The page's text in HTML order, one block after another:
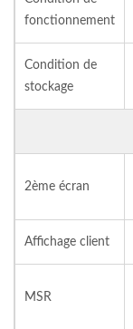
fonctionnement
Condition de
stockage
2ème écran
Affichage client
MSR